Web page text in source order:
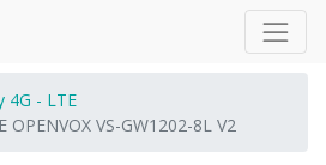
4G - LTE
OPENVOX VS-GW1202-8L V2